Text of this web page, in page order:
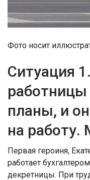
Фото носит
Ситуация
планы, и
на работу.
Первая героиня,
работает
декретницы. При